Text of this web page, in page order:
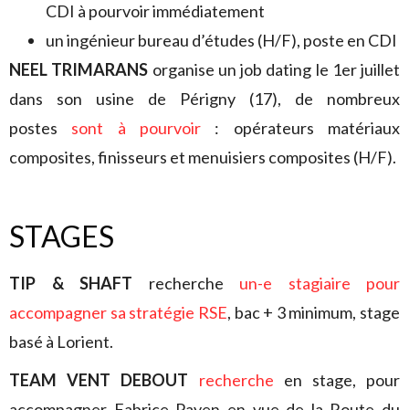
CDI à pourvoir immédiatement
un ingénieur bureau d’études (H/F), poste en CDI
NEEL TRIMARANS organise un job dating le 1er juillet
dans son usine de Périgny (17), de nombreux
postes sont à pourvoir : opérateurs matériaux
composites, finisseurs et menuisiers composites (H/F).
STAGES
TIP & SHAFT recherche un-e stagiaire pour
accompagner sa stratégie RSE, bac + 3 minimum, stage
basé à Lorient.
TEAM VENT DEBOUT
recherche en stage, pour